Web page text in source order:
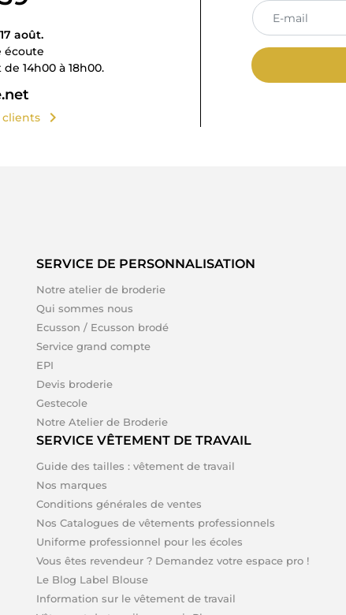
août.
écoute
14h00 à 18h00.
clients chevron_right
SERVICE DE PERSONNALISATION
Notre atelier de broderie
Qui sommes nous
Ecusson / Ecusson brodé
Service grand compte
EPI
Devis broderie
Gestecole
Notre Atelier de Broderie
SERVICE VÊTEMENT DE TRAVAIL
Guide des tailles : vêtement de travail
Nos marques
Conditions générales de ventes
Nos Catalogues de vêtements professionnels
Uniforme professionnel pour les écoles
Vous êtes revendeur ? Demandez votre espace pro !
Le Blog Label Blouse
Information sur le vêtement de travail